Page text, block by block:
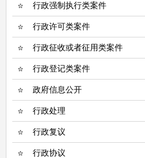
行政强制执行类案件
行政许可类案件
行政征收或者征用类案件
行政登记类案件
政府信息公开
行政处理
行政复议
行政协议